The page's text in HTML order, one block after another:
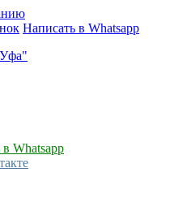
Написать в Whatsapp
Whatsapp